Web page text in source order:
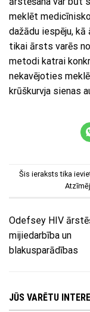
meklēt
dažādu iespēju,
tikai ārsts varēs
metodi katrai
nekavējoties
krūškurvja sienas
Šis ieraksts tika
Odefsey HIV
mijiedarbība un
blakusparādības
JŪS VARĒTU